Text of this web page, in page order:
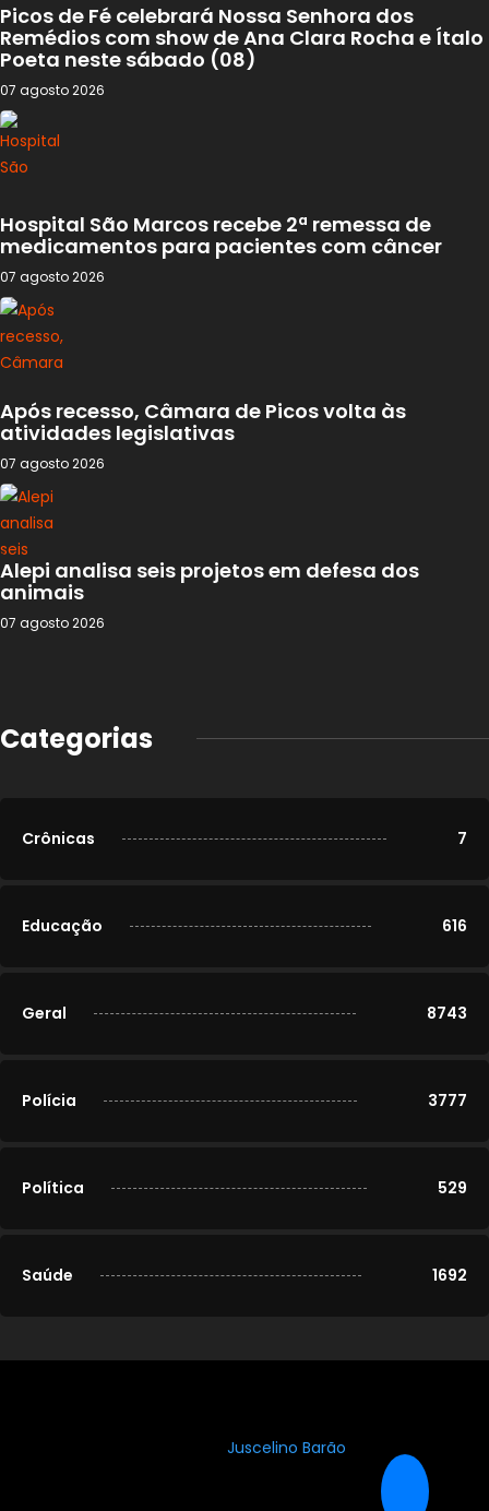
Picos de Fé celebrará Nossa Senhora dos
Remédios com show de Ana Clara Rocha e Ítalo
Poeta neste sábado (08)
07 agosto 2026
Hospital São Marcos recebe 2ª remessa de
medicamentos para pacientes com câncer
07 agosto 2026
Após recesso, Câmara de Picos volta às
atividades legislativas
07 agosto 2026
Alepi analisa seis projetos em defesa dos
animais
07 agosto 2026
Categorias
Crônicas 7
Educação 616
Geral 8743
Polícia 3777
Política 529
Saúde 1692
Juscelino Barão